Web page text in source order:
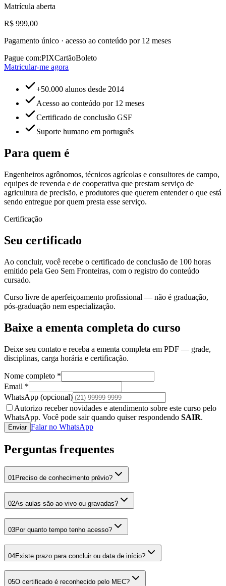
Matrícula aberta
R$ 999,00
Pagamento único · acesso ao conteúdo por 12 meses
Pague com:PIXCartãoBoleto
Matricular-me agora
+50.000 alunos desde 2014
Acesso ao conteúdo por 12 meses
Certificado de conclusão GSF
Suporte humano em português
Para quem é
Engenheiros agrônomos, técnicos agrícolas e consultores de campo,
equipes de revenda e de cooperativa que prestam serviço de
agricultura de precisão, e produtores que querem entender o que está
sendo entregue por quem presta esse serviço.
Certificação
Seu certificado
Ao concluir, você recebe o certificado de conclusão de 100 horas
emitido pela Geo Sem Fronteiras, com o registro do conteúdo
cursado.
Curso livre de aperfeiçoamento profissional — não é graduação,
pós-graduação nem especialização.
Baixe a ementa completa do curso
Deixe seu contato e receba a ementa completa em PDF — grade,
disciplinas, carga horária e certificação.
Nome completo *
Email *
WhatsApp (opcional)
Autorizo receber novidades e atendimento sobre este curso pelo
WhatsApp. Você pode sair quando quiser respondendo SAIR.
Enviar Falar no WhatsApp
Perguntas frequentes
01 Preciso de conhecimento prévio?
02As aulas são ao vivo ou gravadas?
03Por quanto tempo tenho acesso?
04Existe prazo para concluir ou data de início?
05O certificado é reconhecido pelo MEC?